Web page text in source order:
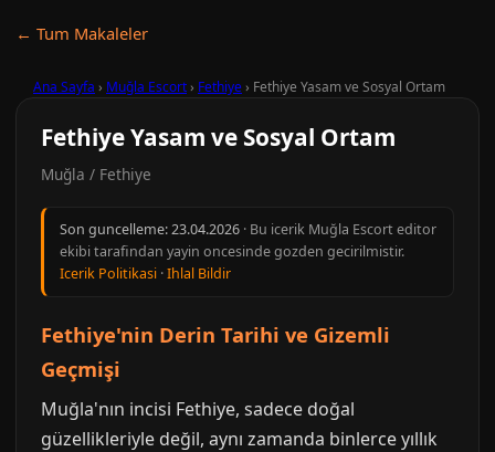
← Tum Makaleler
Ana Sayfa › Muğla Escort› Fethiye› Fethiye Yasam ve Sosyal Ortam
Fethiye Yasam ve Sosyal Ortam
Muğla / Fethiye
Son guncelleme:23.04.2026 · Bu icerik Muğla Escort editor
ekibi tarafindan yayin oncesinde gozden gecirilmistir.
Icerik Politikasi ·Ihlal Bildir
Fethiye'nin Derin Tarihi ve Gizemli
Geçmişi
Muğla'nın incisi Fethiye, sadece doğal
güzellikleriyle değil, aynı zamanda binlerce yıllık